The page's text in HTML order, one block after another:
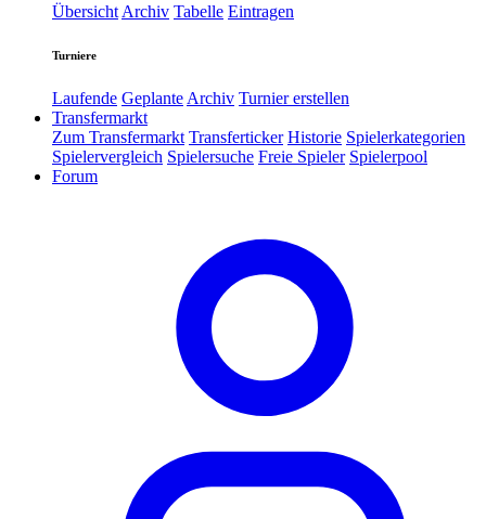
Übersicht Archiv Tabelle Eintragen
Turniere
Laufende Geplante Archiv Turnier erstellen
Transfermarkt
Zum Transfermarkt Transferticker Historie Spielerkategorien
Spielervergleich Spielersuche Freie Spieler Spielerpool
Forum